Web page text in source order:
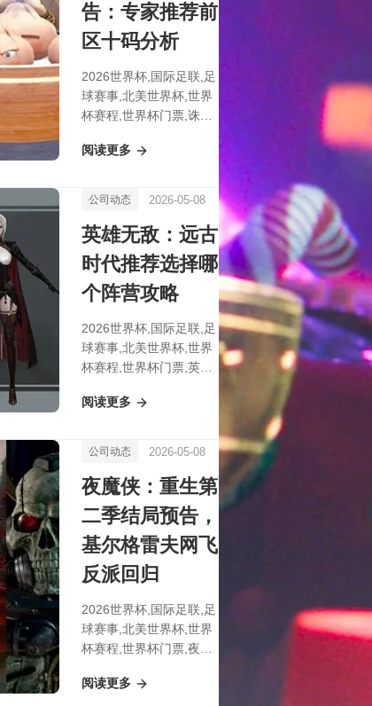
告：专家推荐前
区十码分析
2026世界杯,国际足联,足
球赛事,北美世界杯,世界
杯赛程,世界杯门票,诛仙
预告：专家推荐前区十码
阅读更多
公司动态 2026-05-08
英雄无敌：远古
时代推荐选择哪
个阵营攻略
2026世界杯,国际足联,足
球赛事,北美世界杯,世界
杯赛程,世界杯门票,英雄
哪个阵营攻略
阅读更多
公司动态 2026-05-08
夜魔侠：重生第
二季结局预告，
基尔格雷夫网飞
反派回归
2026世界杯,国际足联,足
球赛事,北美世界杯,世界
杯赛程,世界杯门票,夜魔
告，基尔格雷夫网飞反派
阅读更多